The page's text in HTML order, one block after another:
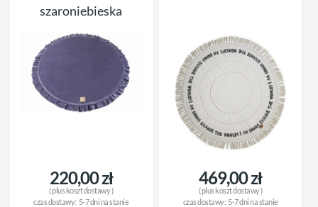
szaroniebieska
220,00 zł
( pluskoszt dostawy)
czas dostawy: 5-7 dni na stanie
469,00 zł
( pluskoszt dostawy)
czas dostawy: 5-7 dni na stanie